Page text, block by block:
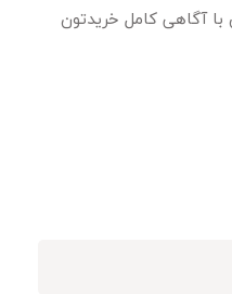
با آگاهی کامل خریدتون